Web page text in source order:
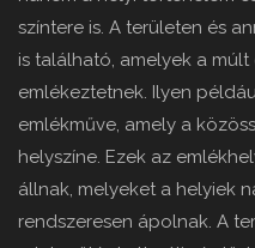
színtere is. A területen és
is található, amelyek a múlt
emlékeztetnek. Ilyen
emlékműve, amely a
helyszíne. Ezek az
állnak, melyeket a helyiek
rendszeresen ápolnak. A